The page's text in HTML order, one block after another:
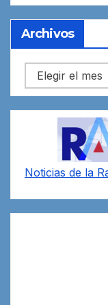
Archivos
Archivos
Noticias de la